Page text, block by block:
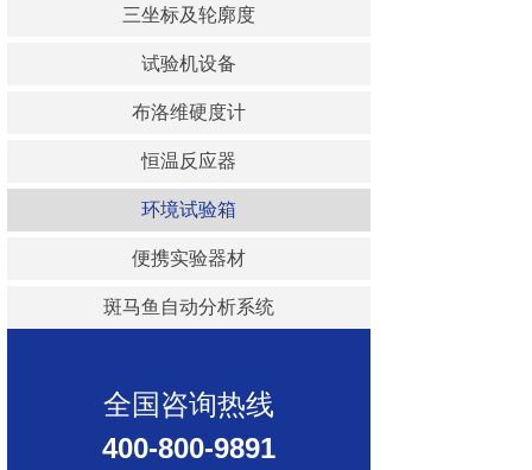
全国咨询热线
400-800-9891
三坐标及轮廓度
试验机设备
布洛维硬度计
恒温反应器
环境试验箱
便携实验器材
斑马鱼自动分析系统